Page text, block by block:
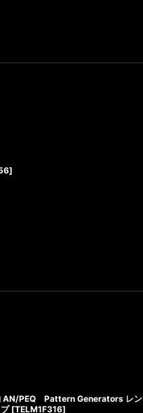
]
AN/PEQ Pattern Generators レン
[TELM1F316]